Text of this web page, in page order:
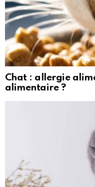
Chat : allergie
alimentaire ?